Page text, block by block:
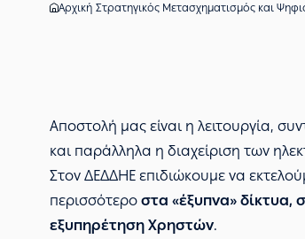
Αρχική Στρατηγικός Μετασχηματισμός και
Αποστολή μας είναι η λειτουργία,
και παράλληλα η διαχείριση των
Στον ΔΕΔΔΗΕ επιδιώκουμε να
περισσότερο στα «έξυπνα» δίκτυα,
εξυπηρέτηση Χρηστών.